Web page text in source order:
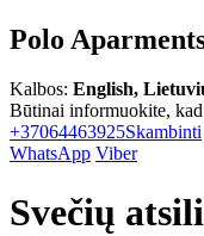
Polo
Kalbos: English,
Būtinai informuokite,
+37064463925Skambinti
WhatsApp Viber
Svečių